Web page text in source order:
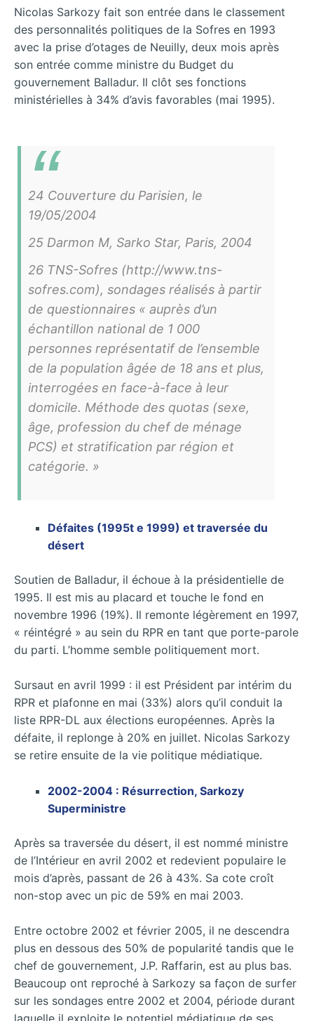
Nicolas Sarkozy fait son entrée dans le classement
des personnalités politiques de la Sofres en 1993
avec la prise d’otages de Neuilly, deux mois après
son entrée comme ministre du Budget du
gouvernement Balladur. Il clôt ses fonctions
ministérielles à 34% d’avis favorables (mai 1995).
24 Couverture du Parisien, le
19/05/2004
25 Darmon M, Sarko Star, Paris, 2004
26 TNS-Sofres (http://www.tns-
sofres.com), sondages réalisés à partir
de questionnaires « auprès d’un
échantillon national de 1 000
personnes représentatif de l’ensemble
de la population âgée de 18 ans et plus,
interrogées en face-à-face à leur
domicile. Méthode des quotas (sexe,
âge, profession du chef de ménage
PCS) et stratification par région et
catégorie. »
Défaites (1995t e 1999) et traversée du
désert
Soutien de Balladur, il échoue à la présidentielle de
1995. Il est mis au placard et touche le fond en
novembre 1996 (19%). Il remonte légèrement en 1997,
« réintégré » au sein du RPR en tant que porte-parole
du parti. L’homme semble politiquement mort.
Sursaut en avril 1999 : il est Président par intérim du
RPR et plafonne en mai (33%) alors qu’il conduit la
liste RPR-DL aux élections européennes. Après la
défaite, il replonge à 20% en juillet. Nicolas Sarkozy
se retire ensuite de la vie politique médiatique.
2002-2004 : Résurrection, Sarkozy
Superministre
Après sa traversée du désert, il est nommé ministre
de l’Intérieur en avril 2002 et redevient populaire le
mois d’après, passant de 26 à 43%. Sa cote croît
non-stop avec un pic de 59% en mai 2003.
Entre octobre 2002 et février 2005, il ne descendra
plus en dessous des 50% de popularité tandis que le
chef de gouvernement, J.P. Raffarin, est au plus bas.
Beaucoup ont reproché à Sarkozy sa façon de surfer
sur les sondages entre 2002 et 2004, période durant